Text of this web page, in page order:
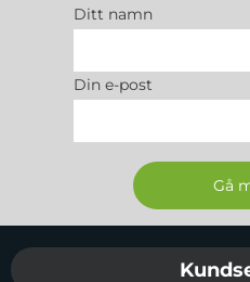
- Passar: Apple iPhone 6 /
Ditt namn
Din e-post
Sidfot Blandad